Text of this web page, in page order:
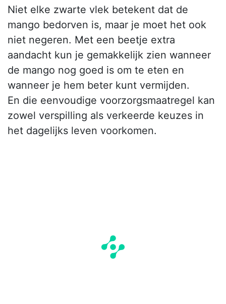
Niet elke zwarte vlek betekent dat de
mango bedorven is, maar je moet het ook
niet negeren. Met een beetje extra
aandacht kun je gemakkelijk zien wanneer
de mango nog goed is om te eten en
wanneer je hem beter kunt vermijden.
En die eenvoudige voorzorgsmaatregel kan
zowel verspilling als verkeerde keuzes in
het dagelijks leven voorkomen.